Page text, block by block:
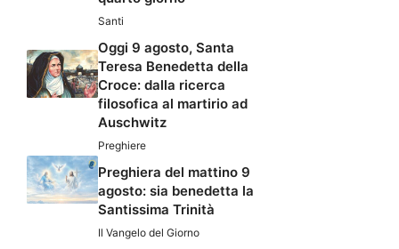
Santi
Oggi 9 agosto, Santa
Teresa Benedetta della
Croce: dalla ricerca
filosofica al martirio ad
Auschwitz
Preghiere
Preghiera del mattino 9
agosto: sia benedetta la
Santissima Trinità
Il Vangelo del Giorno